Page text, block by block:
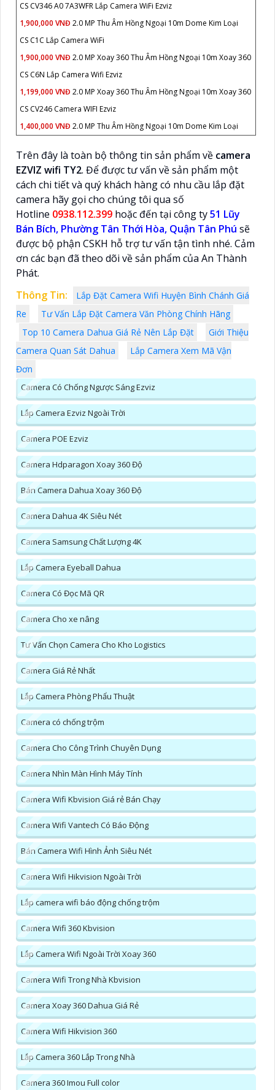
CS CV346 A0 7A3WFR Lắp Camera WiFi Ezviz
1,900,000 VNĐ 2.0 MP Thu Âm Hồng Ngoại 10m Dome Kim Loại
CS C1C Lắp Camera WiFi
1,900,000 VNĐ 2.0 MP Xoay 360 Thu Âm Hồng Ngoại 10m Xoay 360
CS C6N Lắp Camera Wifi Ezviz
1,199,000 VNĐ 2.0 MP Xoay 360 Thu Âm Hồng Ngoại 10m Xoay 360
CS CV246 Camera WIFI Ezviz
1,400,000 VNĐ 2.0 MP Thu Âm Hồng Ngoại 10m Dome Kim Loại
Trên đây là toàn bộ thông tin sản phẩm về camera
EZVIZ wifi TY2. Để được tư vấn về sản phẩm một
cách chi tiết và quý khách hàng có nhu cầu lắp đặt
camera hãy gọi cho chúng tôi qua số
Hotline 0938.112.399 hoặc đến tại công ty51 Lũy
Bán Bích, Phường Tân Thới Hòa, Quận Tân Phú sẽ
được bộ phận CSKH hỗ trợ tư vấn tận tình nhé. Cảm
ơn các bạn đã theo dõi về sản phẩm của An Thành
Phát.
Thông Tin:
Lắp Đặt Camera Wifi Huyện Bình Chánh Giá
Re
Tư Vấn Lắp Đặt Camera Văn Phòng Chính Hãng
Top 10 Camera Dahua Giá Rẻ Nên Lắp Đặt
Giới Thiệu
Camera Quan Sát Dahua
Lắp Camera Xem Mã Vận
Đơn
Camera Có Chống Ngược Sáng Ezviz
Lắp Camera Ezviz Ngoài Trời
Camera POE Ezviz
Camera Hdparagon Xoay 360 Độ
Bán Camera Dahua Xoay 360 Độ
Camera Dahua 4K Siêu Nét
Camera Samsung Chất Lượng 4K
Lắp Camera Eyeball Dahua
Camera Có Đọc Mã QR
Camera Cho xe nâng
Tư Vấn Chọn Camera Cho Kho Logistics
Camera Giá Rẻ Nhất
Lắp Camera Phòng Phẩu Thuật
Camera có chống trộm
Camera Cho Công Trình Chuyên Dụng
Camera Nhìn Màn Hình Máy Tính
Camera Wifi Kbvision Giá rẻ Bán Chạy
Camera Wifi Vantech Có Báo Động
Bán Camera Wifi Hình Ảnh Siêu Nét
Camera Wifi Hikvision Ngoài Trời
Lắp camera wifi báo động chống trộm
Camera Wifi 360 Kbvision
Lắp Camera Wifi Ngoài Trời Xoay 360
Camera Wifi Trong Nhà Kbvision
Camera Xoay 360 Dahua Giá Rẻ
Camera Wifi Hikvision 360
Lắp Camera 360 Lắp Trong Nhà
Camera 360 Imou Full color